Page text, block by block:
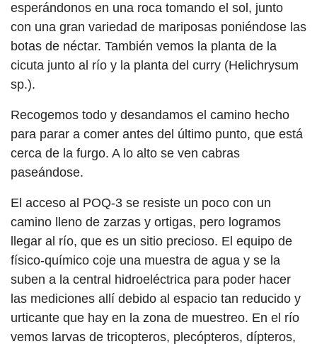
esperándonos en una roca tomando el sol, junto
con una gran variedad de mariposas poniéndose las
botas de néctar. También vemos la planta de la
cicuta junto al río y la planta del curry (Helichrysum
sp.).
Recogemos todo y desandamos el camino hecho
para parar a comer antes del último punto, que está
cerca de la furgo. A lo alto se ven cabras
paseándose.
El acceso al POQ-3 se resiste un poco con un
camino lleno de zarzas y ortigas, pero logramos
llegar al río, que es un sitio precioso. El equipo de
físico-químico coje una muestra de agua y se la
suben a la central hidroeléctrica para poder hacer
las mediciones allí debido al espacio tan reducido y
urticante que hay en la zona de muestreo. En el río
vemos larvas de tricopteros, plecópteros, dípteros,